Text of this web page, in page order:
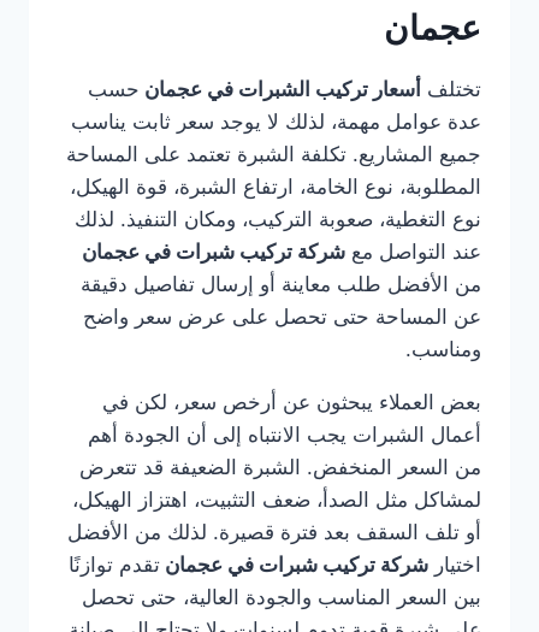
عجمان
تختلف أسعار تركيب الشبرات في عجمان حسب
عدة عوامل مهمة، لذلك لا يوجد سعر ثابت يناسب
جميع المشاريع. تكلفة الشبرة تعتمد على المساحة
المطلوبة، نوع الخامة، ارتفاع الشبرة، قوة الهيكل،
نوع التغطية، صعوبة التركيب، ومكان التنفيذ. لذلك
عند التواصل مع شركة تركيب شبرات في عجمان
من الأفضل طلب معاينة أو إرسال تفاصيل دقيقة
عن المساحة حتى تحصل على عرض سعر واضح
ومناسب.
بعض العملاء يبحثون عن أرخص سعر، لكن في
أعمال الشبرات يجب الانتباه إلى أن الجودة أهم
من السعر المنخفض. الشبرة الضعيفة قد تتعرض
لمشاكل مثل الصدأ، ضعف التثبيت، اهتزاز الهيكل،
أو تلف السقف بعد فترة قصيرة. لذلك من الأفضل
اختيار شركة تركيب شبرات في عجمان تقدم توازنًا
بين السعر المناسب والجودة العالية، حتى تحصل